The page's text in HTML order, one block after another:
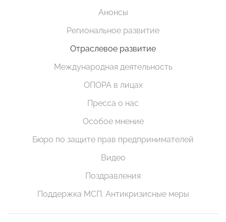
Анонсы
Региональное развитие
Отраслевое развитие
Международная деятельность
ОПОРА в лицах
Пресса о нас
Особое мнение
Бюро по защите прав предпринимателей
Видео
Поздравления
Поддержка МСП. Антикризисные меры